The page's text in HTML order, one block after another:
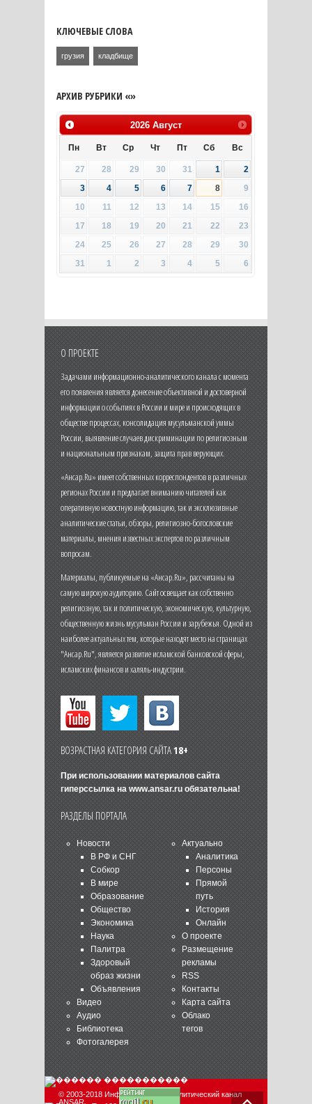
КЛЮЧЕВЫЕ СЛОВА
грузия кладбище
АРХИВ РУБРИКИ «»
2026 Август
Пн Вт Ср Чт Пт Сб Вс
27 28 29 30 31 1
2
3
4 5 6 7 8
9
10
11 12 13 14 15
16
17
18 19 20 21 22
23
24
25 26 27 28 29
30
31
1 2 3 4 5 6
О ПРОЕКТЕ
Задачами информационно-аналитического канала с момента
его появления является донесение объективной и достоверной
информации о событиях в России и мире и происходящих в
обществе процессах, консолидация мусульманской уммы
России, выявление случаев дискриминации по религиозным
и национальным признакам, защита прав верующих.
«Ансар.Ru» имеет собственных корреспондентов в различных
регионах России и предлагает вниманию читателей как
оперативную новостную информацию, так и эксклюзивные
аналитические статьи, обзоры, религиозно-богословские
материалы, мнения известных экспертов по различным
вопросам.
Материалы, публикуемые на «Ансар.Ru», рассчитаны на
самую широкую аудиторию. Сайт освещает как собственно
религиозную, так и политическую, экономическую, культурную,
общественную жизнь мусульман России и зарубежья. Одной из
наиболее актуальных тем, которые находят место на страницах
"Ансар.Ru", является развитие исламской банковской сферы,
исламских финансов и халяль-индустрии.
ВОЗРАСТНАЯ КАТЕГОРИЯ САЙТА18+
При использовании материалов сайта
гиперссылка на www.ansar.ruобязательна!
РАЗДЕЛЫ ПОРТАЛА
Новости
В РФ и СНГ
Собкор
В мире
Образование
Общество
Экономика
Наука
Палитра
Здоровый
образ жизни
Объявления
Видео
Аудио
Библиотека
Фотогалерея
Актуально
Аналитика
Персоны
Прямой
путь
История
Онлайн
О проекте
Размещение
рекламы
RSS
Контакты
Карта сайта
Облако
тегов
© 2003-2018 Информационно-аналитический канал
ANSAR